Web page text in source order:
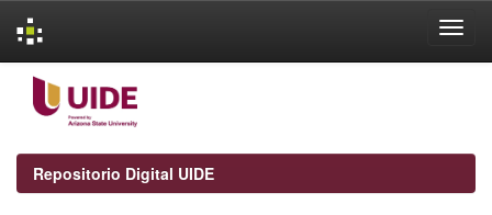
navigation
Repositorio Digital UIDE